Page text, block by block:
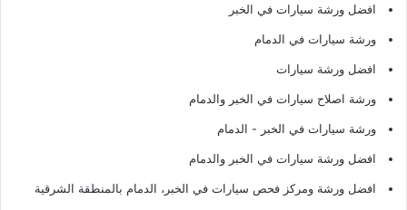
افضل ورشة سيارات في الخبر
ورشة سيارات في الدمام
افضل ورشة سيارات
ورشة اصلاح سيارات في الخبر والدمام
ورشة سيارات في الخبر - الدمام
افضل ورشة سيارات في الخبر والدمام
افضل ورشة ومركز فحص سيارات في الخبر، الدمام بالمنطقة الشرقية